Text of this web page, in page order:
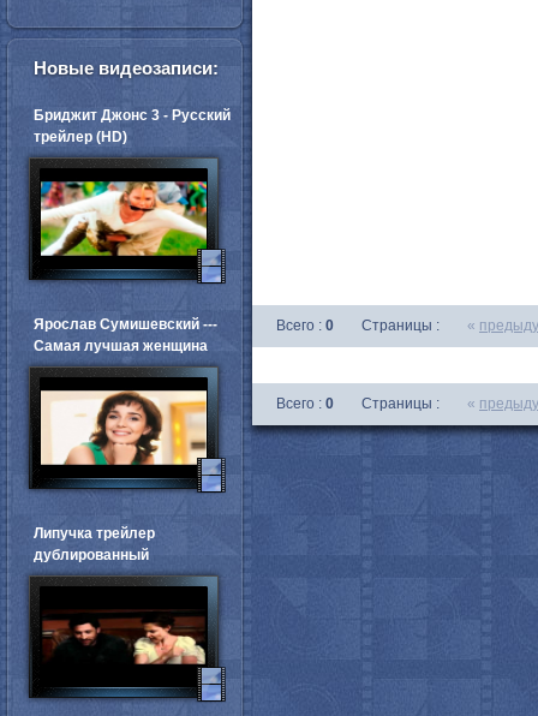
Всего : 0 Страницы : «
Всего : 0 Страницы : «
Новые видеозаписи:
Бриджит Джонс 3 - Русский
трейлер (HD)
Ярослав Сумишевский ---
Самая лучшая женщина
Липучка трейлер
дублированный